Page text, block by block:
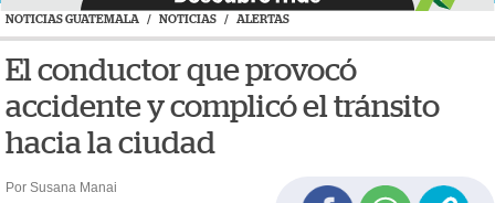
NOTICIAS GUATEMALA / NOTICIAS / ALERTAS
El conductor que provocó
accidente y complicó el tránsito
hacia la ciudad
Por Susana Manai